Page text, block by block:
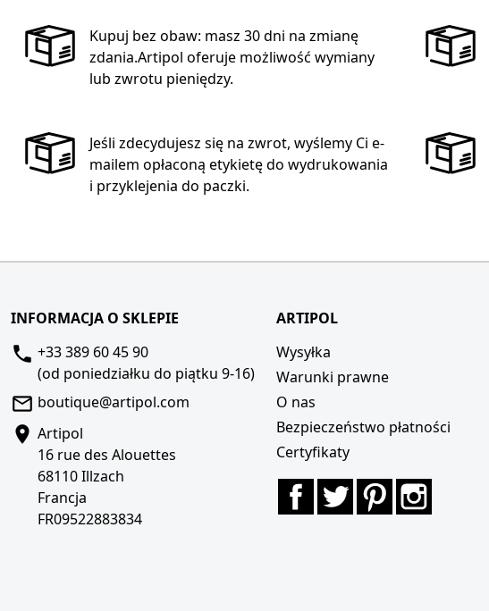
Kupuj bez obaw: masz 30 dni na zmianę
zdania.Artipol oferuje możliwość wymiany
lub zwrotu pieniędzy.
Jeśli zdecydujesz się na zwrot, wyślemy Ci e-
mailem opłaconą etykietę do wydrukowania
i przyklejenia do paczki.
INFORMACJA O SKLEPIE
+33 389 60 45 90
(od poniedziałku do piątku 9-16)
boutique@artipol.com
Artipol
16 rue des Alouettes
68110 Illzach
Francja
FR09522883834
ARTIPOL
Wysyłka
Warunki prawne
O nas
Bezpieczeństwo płatności
Certyfikaty
FacebookTwitterPinterest